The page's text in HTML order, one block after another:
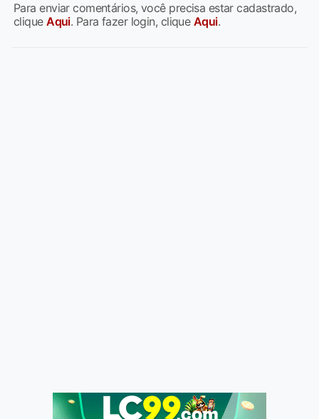
Para enviar comentários, você precisa estar cadastrado,
cliqueAqui. Para fazer login, clique Aqui.